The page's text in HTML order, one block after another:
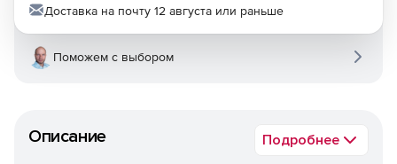
Описание Подробнее
Доставка на почту 12 августа или раньше
Поможем с выбором